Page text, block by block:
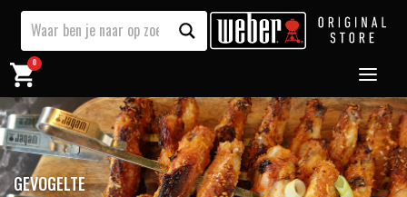
0
GEVOGELTE